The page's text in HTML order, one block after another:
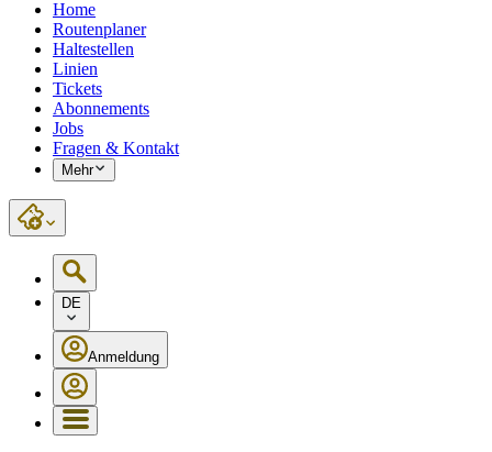
Home
Routenplaner
Haltestellen
Linien
Tickets
Abonnements
Jobs
Fragen & Kontakt
Mehr
DE
Anmeldung